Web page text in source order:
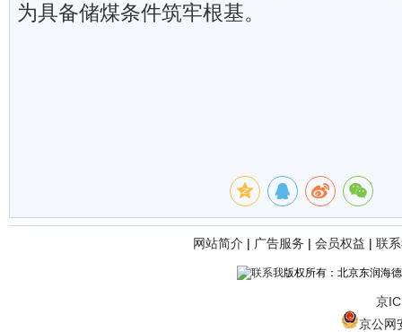
为具备储煤条件筑牢根基。
网站简介 | 广告服务 | 会员权益 | 联
版权所有：北京东润海
京
京公网